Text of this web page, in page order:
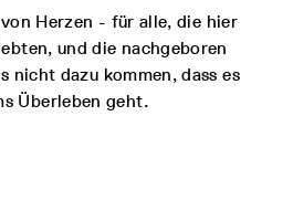
Herzen - für alle, die hier
und die nachgeboren
nicht dazu kommen, dass es
Überleben geht.